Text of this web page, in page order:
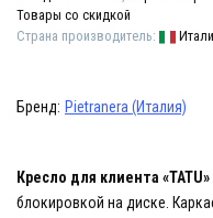
Товары со скидкой
Страна производитель:
Бренд: Pietranera (Италия)
Кресло для клиента «TATU»
блокировкой на диске.